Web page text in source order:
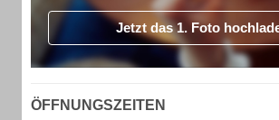
Jetzt das 1. Foto
ÖFFNUNGSZEITEN